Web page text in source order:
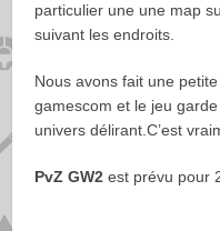
particulier une une map
suivant les endroits.
Nous avons fait une
gamescom et le jeu
univers délirant.C’est
PvZ GW2 est prévu pour